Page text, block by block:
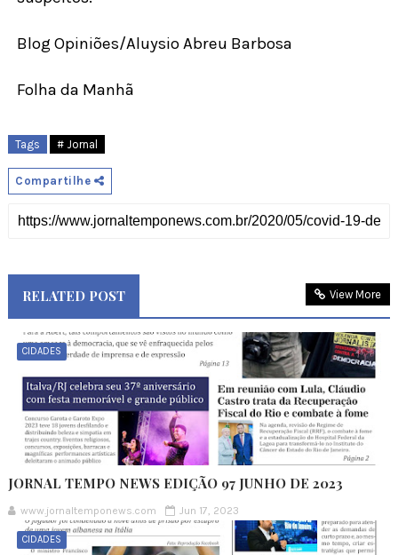
Blog Opiniões/Aluysio Abreu Barbosa
Folha da Manhã
Tags # Jornal
Compartilhe
RELATED POST View More
CIDADES
JORNAL TEMPO NEWS EDIÇÃO 97 JUNHO DE 2023
www.jornaltemponews.com Jun 17, 2023
CIDADES